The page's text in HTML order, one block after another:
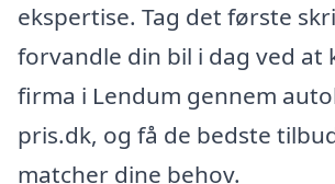
ekspertise. Tag det første
forvandle din bil i dag ved at
firma i Lendum gennem
pris.dk, og få de bedste
matcher dine behov.